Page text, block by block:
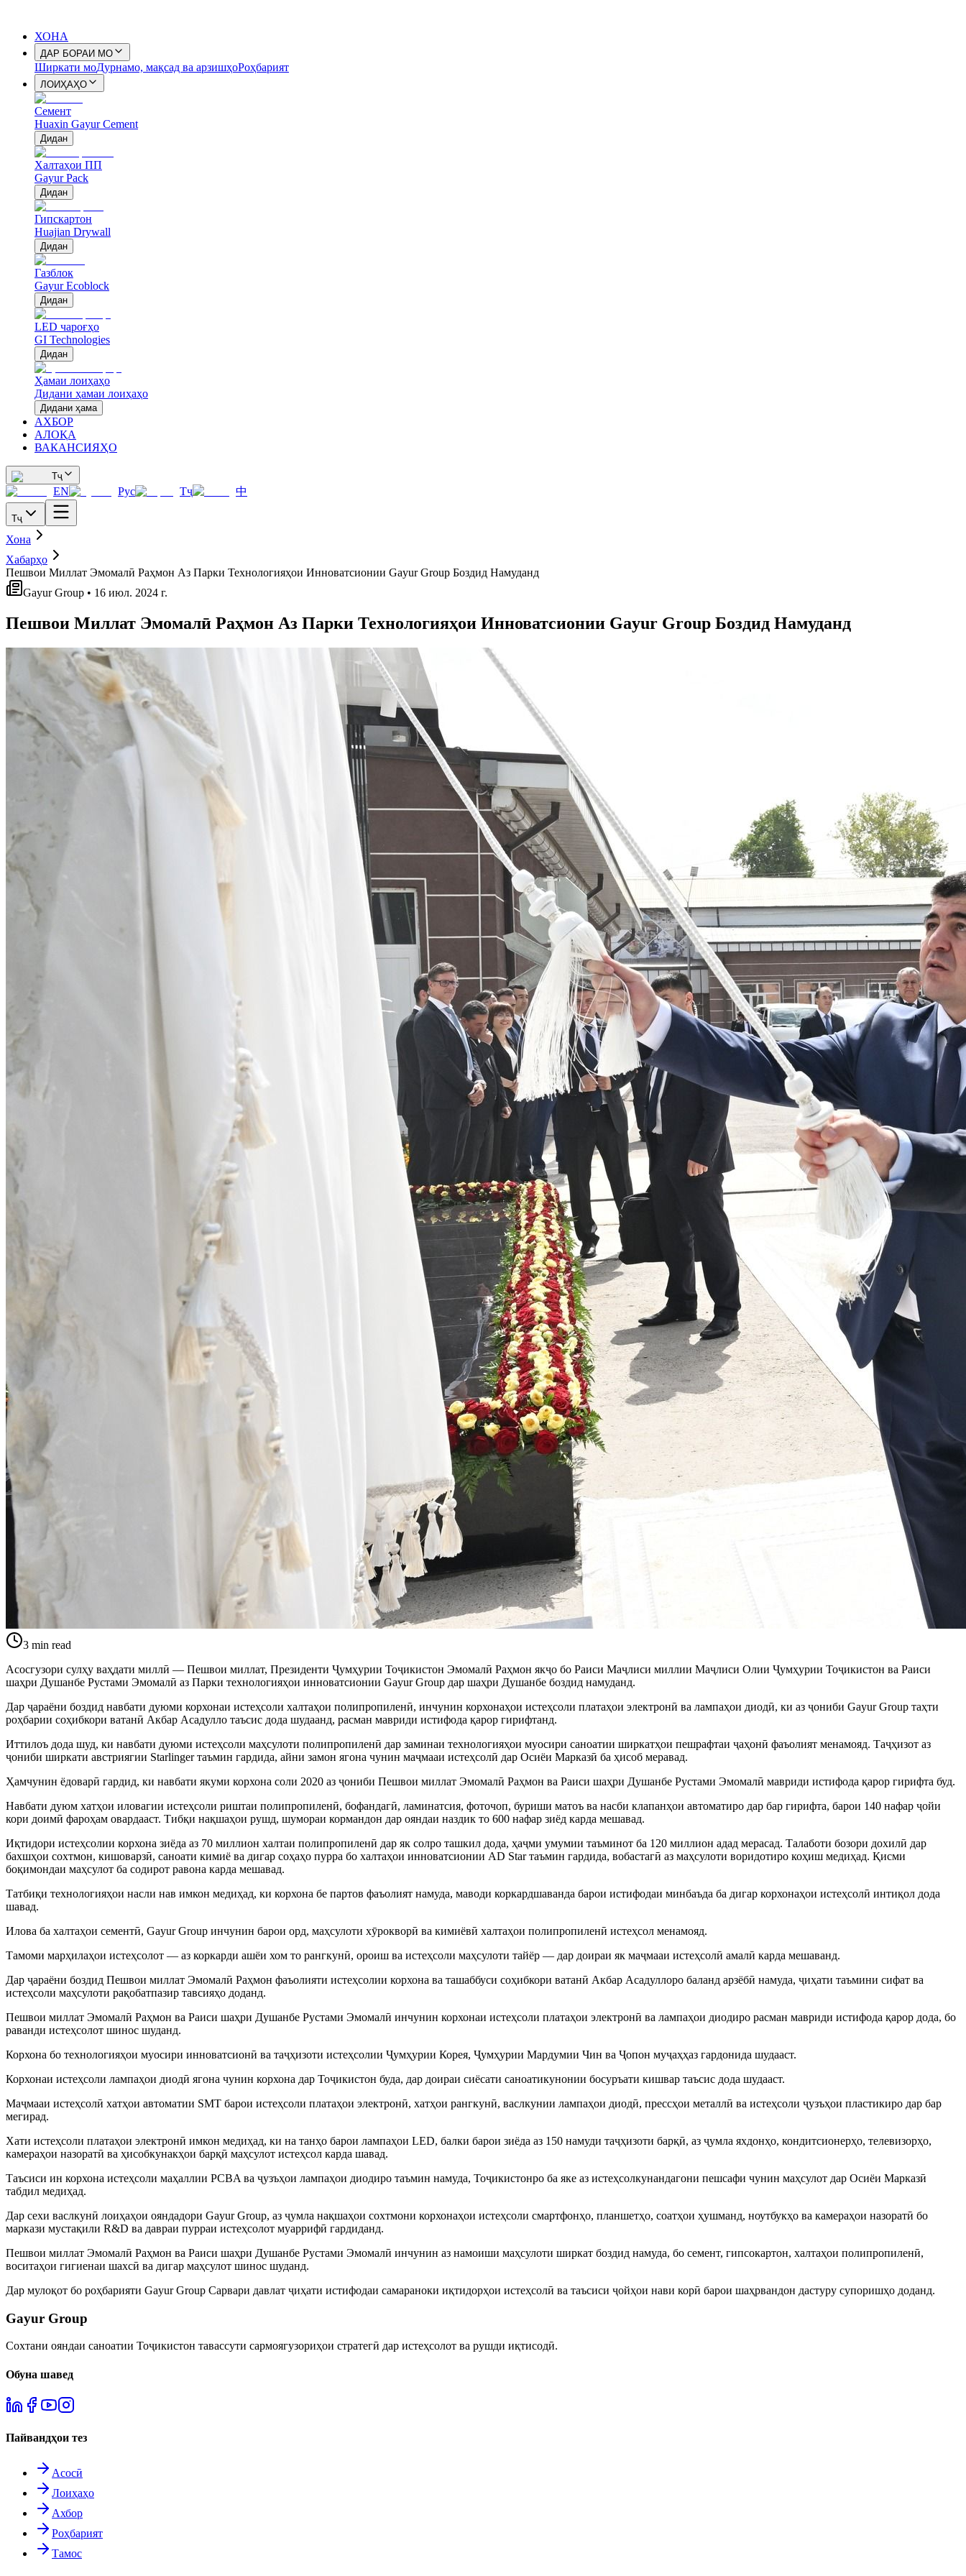
ХОНА
ДАР БОРАИ МО
Ширкати моДурнамо, мақсад ва арзишҳоРоҳбарият
ЛОИҲАҲО
Семент
Huaxin Gayur Cement
Дидан
Халтаҳои ПП
Gayur Pack
Дидан
Гипскартон
Huajian Drywall
Дидан
Газблок
Gayur Ecoblock
Дидан
LED чароғҳо
GI Technologies
Дидан
Ҳамаи лоиҳаҳо
Дидани ҳамаи лоиҳаҳо
Дидани ҳама
АХБОР
АЛОҚА
ВАКАНСИЯҲО
Тҷ
EN Рус Тҷ 中
Тҷ
Хона
Хабарҳо
Пешвои Миллат Эмомалӣ Раҳмон Аз Парки Технологияҳои Инноватсионии Gayur Group Боздид Намуданд
Gayur Group • 16 июл. 2024 г.
Пешвои Миллат Эмомалӣ Раҳмон Аз Парки Технологияҳои Инноватсионии Gayur Group Боздид Намуданд
3 min read
Асосгузори сулҳу ваҳдати миллӣ — Пешвои миллат, Президенти Ҷумҳурии Тоҷикистон Эмомалӣ Раҳмон якҷо бо Раиси Маҷлиси миллии Маҷлиси Олии Ҷумҳурии Тоҷикистон ва Раиси
шаҳри Душанбе Рустами Эмомалӣ аз Парки технологияҳои инноватсионии Gayur Group дар шаҳри Душанбе боздид намуданд.
Дар ҷараёни боздид навбати дуюми корхонаи истеҳсоли халтаҳои полипропиленӣ, инчунин корхонаҳои истеҳсоли платаҳои электронӣ ва лампаҳои диодӣ, ки аз ҷониби Gayur Group таҳти
роҳбарии соҳибкори ватанӣ Акбар Асадулло таъсис дода шудаанд, расман мавриди истифода қарор гирифтанд.
Иттилоъ дода шуд, ки навбати дуюми истеҳсоли маҳсулоти полипропиленӣ дар заминаи технологияҳои муосири саноатии ширкатҳои пешрафтаи ҷаҳонӣ фаъолият менамояд. Таҷҳизот аз
ҷониби ширкати австриягии Starlinger таъмин гардида, айни замон ягона чунин маҷмааи истеҳсолӣ дар Осиёи Марказӣ ба ҳисоб меравад.
Ҳамчунин ёдоварӣ гардид, ки навбати якуми корхона соли 2020 аз ҷониби Пешвои миллат Эмомалӣ Раҳмон ва Раиси шаҳри Душанбе Рустами Эмомалӣ мавриди истифода қарор гирифта буд.
Навбати дуюм хатҳои иловагии истеҳсоли риштаи полипропиленӣ, бофандагӣ, ламинатсия, фоточоп, буриши матоъ ва насби клапанҳои автоматиро дар бар гирифта, барои 140 нафар ҷойи
кори доимӣ фароҳам овардааст. Тибқи нақшаҳои рушд, шумораи кормандон дар ояндаи наздик то 600 нафар зиёд карда мешавад.
Иқтидори истеҳсолии корхона зиёда аз 70 миллион халтаи полипропиленӣ дар як солро ташкил дода, ҳаҷми умумии таъминот ба 120 миллион адад мерасад. Талаботи бозори дохилӣ дар
бахшҳои сохтмон, кишоварзӣ, саноати кимиё ва дигар соҳаҳо пурра бо халтаҳои инноватсионии AD Star таъмин гардида, вобастагӣ аз маҳсулоти воридотиро коҳиш медиҳад. Қисми
боқимондаи маҳсулот ба содирот равона карда мешавад.
Татбиқи технологияҳои насли нав имкон медиҳад, ки корхона бе партов фаъолият намуда, маводи коркардшаванда барои истифодаи минбаъда ба дигар корхонаҳои истеҳсолӣ интиқол дода
шавад.
Илова ба халтаҳои сементӣ, Gayur Group инчунин барои орд, маҳсулоти хӯрокворӣ ва кимиёвӣ халтаҳои полипропиленӣ истеҳсол менамояд.
Тамоми марҳилаҳои истеҳсолот — аз коркарди ашёи хом то рангкунӣ, ороиш ва истеҳсоли маҳсулоти тайёр — дар доираи як маҷмааи истеҳсолӣ амалӣ карда мешаванд.
Дар ҷараёни боздид Пешвои миллат Эмомалӣ Раҳмон фаъолияти истеҳсолии корхона ва ташаббуси соҳибкори ватанӣ Акбар Асадуллоро баланд арзёбӣ намуда, ҷиҳати таъмини сифат ва
истеҳсоли маҳсулоти рақобатпазир тавсияҳо доданд.
Пешвои миллат Эмомалӣ Раҳмон ва Раиси шаҳри Душанбе Рустами Эмомалӣ инчунин корхонаи истеҳсоли платаҳои электронӣ ва лампаҳои диодиро расман мавриди истифода қарор дода, бо
раванди истеҳсолот шинос шуданд.
Корхона бо технологияҳои муосири инноватсионӣ ва таҷҳизоти истеҳсолии Ҷумҳурии Корея, Ҷумҳурии Мардумии Чин ва Ҷопон муҷаҳҳаз гардонида шудааст.
Корхонаи истеҳсоли лампаҳои диодӣ ягона чунин корхона дар Тоҷикистон буда, дар доираи сиёсати саноатикунонии босуръати кишвар таъсис дода шудааст.
Маҷмааи истеҳсолӣ хатҳои автоматии SMT барои истеҳсоли платаҳои электронӣ, хатҳои рангкунӣ, васлкунии лампаҳои диодӣ, прессҳои металлӣ ва истеҳсоли ҷузъҳои пластикиро дар бар
мегирад.
Хати истеҳсоли платаҳои электронӣ имкон медиҳад, ки на танҳо барои лампаҳои LED, балки барои зиёда аз 150 намуди таҷҳизоти барқӣ, аз ҷумла яхдонҳо, кондитсионерҳо, телевизорҳо,
камераҳои назоратӣ ва ҳисобкунакҳои барқӣ маҳсулот истеҳсол карда шавад.
Таъсиси ин корхона истеҳсоли маҳаллии PCBA ва ҷузъҳои лампаҳои диодиро таъмин намуда, Тоҷикистонро ба яке аз истеҳсолкунандагони пешсафи чунин маҳсулот дар Осиёи Марказӣ
табдил медиҳад.
Дар сехи васлкунӣ лоиҳаҳои ояндадори Gayur Group, аз ҷумла нақшаҳои сохтмони корхонаҳои истеҳсоли смартфонҳо, планшетҳо, соатҳои ҳушманд, ноутбукҳо ва камераҳои назоратӣ бо
маркази мустақили R&D ва давраи пурраи истеҳсолот муаррифӣ гардиданд.
Пешвои миллат Эмомалӣ Раҳмон ва Раиси шаҳри Душанбе Рустами Эмомалӣ инчунин аз намоиши маҳсулоти ширкат боздид намуда, бо семент, гипсокартон, халтаҳои полипропиленӣ,
воситаҳои гигиенаи шахсӣ ва дигар маҳсулот шинос шуданд.
Дар мулоқот бо роҳбарияти Gayur Group Сарвари давлат ҷиҳати истифодаи самараноки иқтидорҳои истеҳсолӣ ва таъсиси ҷойҳои нави корӣ барои шаҳрвандон дастуру супоришҳо доданд.
Gayur Group
Сохтани ояндаи саноатии Тоҷикистон тавассути сармоягузориҳои стратегӣ дар истеҳсолот ва рушди иқтисодӣ.
Обуна шавед
Пайвандҳои тез
Асосӣ
Лоиҳаҳо
Ахбор
Роҳбарият
Тамос